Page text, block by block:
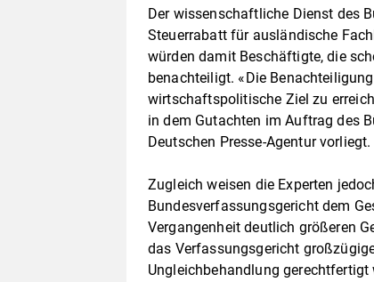
Der wissenschaftliche Dienst des
Steuerrabatt für ausländische
würden damit Beschäftigte, die
benachteiligt. «Die
wirtschaftspolitische Ziel zu
in dem Gutachten im Auftrag des
Deutschen Presse-Agentur vorliegt.
Zugleich weisen die Experten
Bundesverfassungsgericht dem
Vergangenheit deutlich größeren
das Verfassungsgericht
Ungleichbehandlung